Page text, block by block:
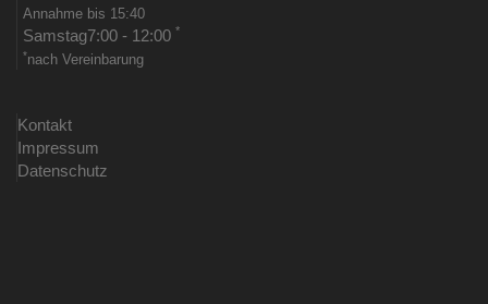
Annahme bis 15:40
Samstag7:00 - 12:00 *
*nach Vereinbarung
Kontakt
Impressum
Datenschutz